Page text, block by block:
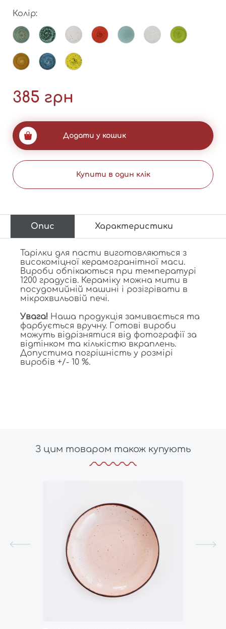
Ви ще не додали жодного товару в
кошик
Забули пароль?
5% - зробивши покупки на суму
7% - зробивши покупки на суму
більше 50 000 грн.
більше 100 000 грн.
Колір:
385 грн
Додати у кошик
Купити в один клік
Опис Характеристики
Тарілки для пасти виготовляються з
високоміцної керамогранітної маси.
Вироби обпікаються при температурі
1200 градусів. Кераміку можна мити в
посудомийній машині і розігрівати в
мікрохвильовій печі.
Увага! Наша продукція замивається та
фарбується вручну. Готові вироби
можуть відрізнятися від фотографії за
відтінком та кількістю вкраплень.
Допустима погрішність у розмірі
виробів +/- 10 %.
З цим товаром також купують